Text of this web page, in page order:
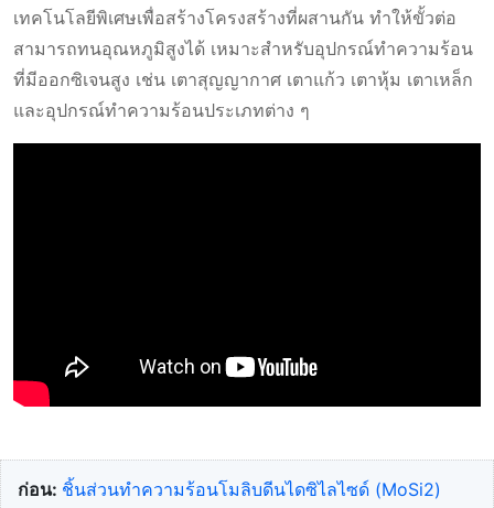
เทคโนโลยีพิเศษเพื่อสร้างโครงสร้างที่ผสานกัน ทําให้ขั้วต่อ
สามารถทนอุณหภูมิสูงได้ เหมาะสําหรับอุปกรณ์ทําความร้อน
ที่มีออกซิเจนสูง เช่น เตาสุญญากาศ เตาแก้ว เตาหุ้ม เตาเหล็ก
และอุปกรณ์ทําความร้อนประเภทต่าง ๆ
ก่อน: ชิ้นส่วนทำความร้อนโมลิบดีนไดซิไลไซด์ (MoSi2)